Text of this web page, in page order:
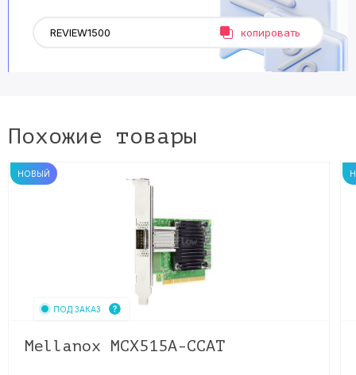
копировать
Похожие товары
НОВЫЙ
ПОД ЗАКАЗ
Mellanox MCX515A-CCAT